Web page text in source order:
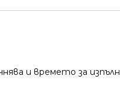
и времето за